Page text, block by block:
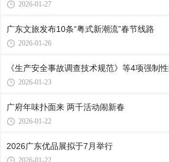
2026-01-27
广东文旅发布10条“粤式新潮流”春节线路
2026-01-26
《生产安全事故调查技术规范》等4项强制
2026-01-23
广府年味扑面来 两千活动闹新春
2026-01-22
2026广东优品展拟于7月举行
2026-01-22